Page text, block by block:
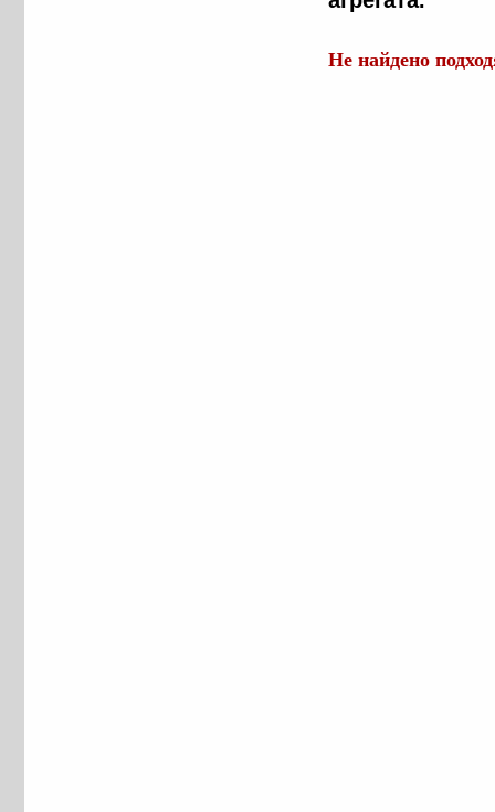
Не найдено